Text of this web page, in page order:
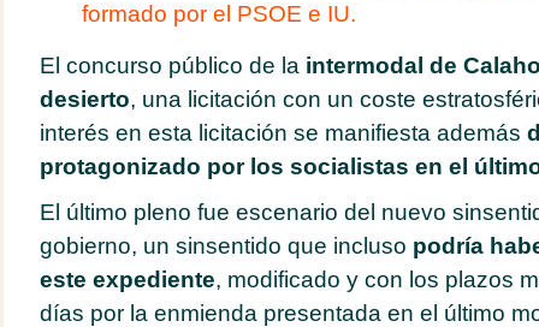
formado por el PSOE e IU.
El concurso público de la intermodal de
desierto, una licitación con un coste
interés en esta licitación se manifiesta además
protagonizado por los socialistas en el
El último pleno fue escenario del nuevo
gobierno, un sinsentido que incluso podría
este expediente, modificado y con los plazos
días por la enmienda presentada en el último